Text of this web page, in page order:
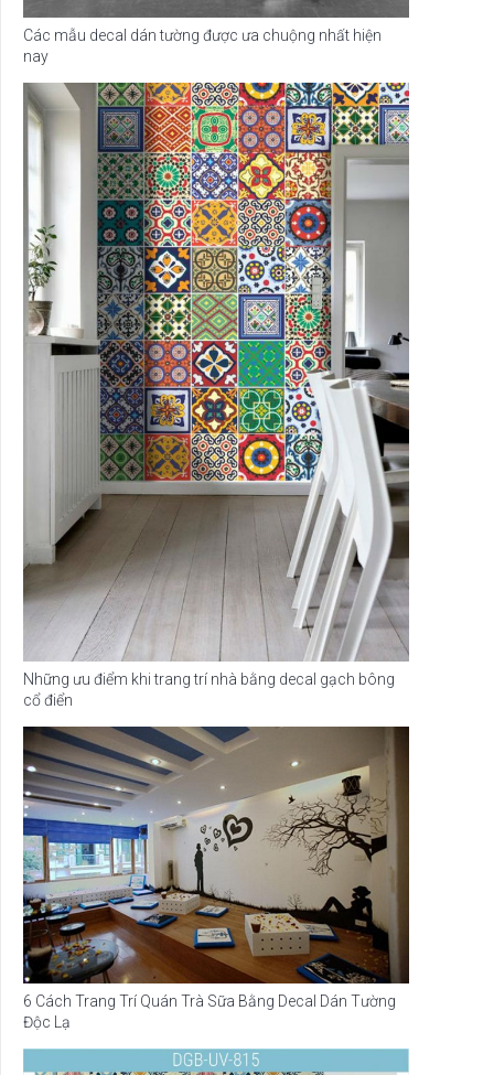
Các mẫu decal dán tường được ưa chuộng nhất hiện
nay
Những ưu điểm khi trang trí nhà bằng decal gạch bông
cổ điển
6 Cách Trang Trí Quán Trà Sữa Bằng Decal Dán Tường
Độc Lạ